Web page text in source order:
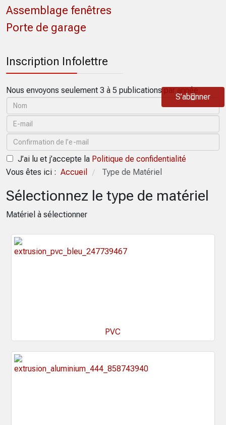
Assemblage fenêtres
Porte de garage
Inscription Infolettre
Nous envoyons seulement 3 à 5 publications par année.
J’ai lu et j’accepte la Politique de confidentialité
S’abonner
Vous êtes ici : Accueil / Type de Matériel
Sélectionnez le type de matériel
Matériel à sélectionner
PVC